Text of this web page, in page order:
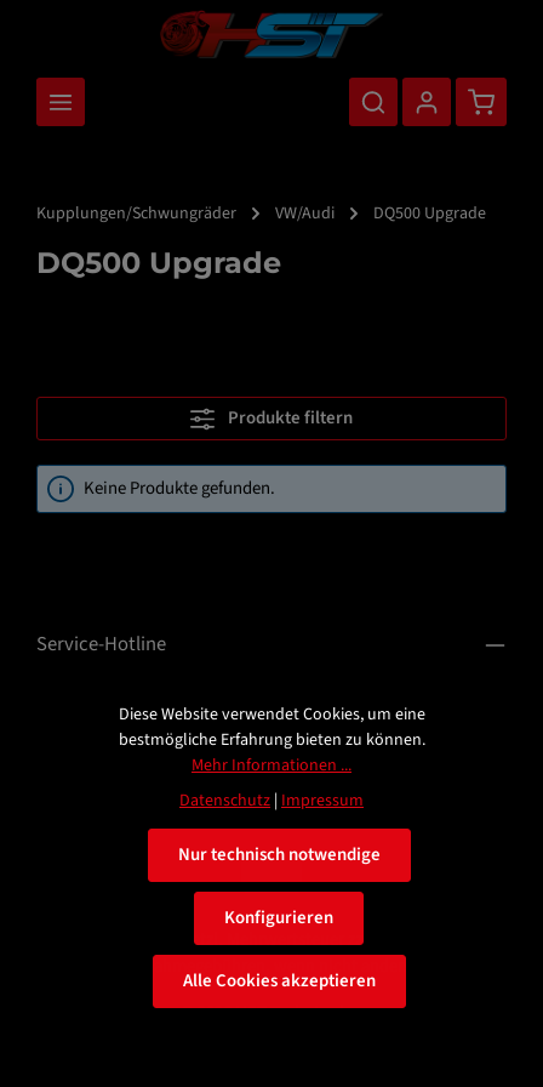
Kupplungen/Schwungräder VW/Audi DQ500 Upgrade
DQ500 Upgrade
Produkte filtern
Keine Produkte gefunden.
Service-Hotline
Information
© 2026 HST Turbotuning
Alle Preise inkl. gesetzl. Mehrwertsteuer zzgl.
Diese Website verwendet Cookies, um eine
bestmögliche Erfahrung bieten zu können.
Mehr Informationen ...
Datenschutz | Impressum
Nur technisch notwendige
Konfigurieren
Alle Cookies akzeptieren